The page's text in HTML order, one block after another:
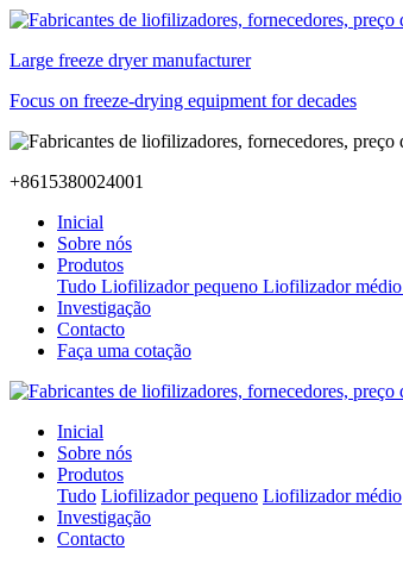
Large freeze dryer manufacturer
Focus on freeze-drying equipment for decades
+8615380024001
Inicial
Sobre nós
Produtos
Tudo Liofilizador pequeno Liofilizador médio
Investigação
Contacto
Faça uma cotação
Inicial
Sobre nós
Produtos
Tudo Liofilizador pequeno Liofilizador médio
Investigação
Contacto